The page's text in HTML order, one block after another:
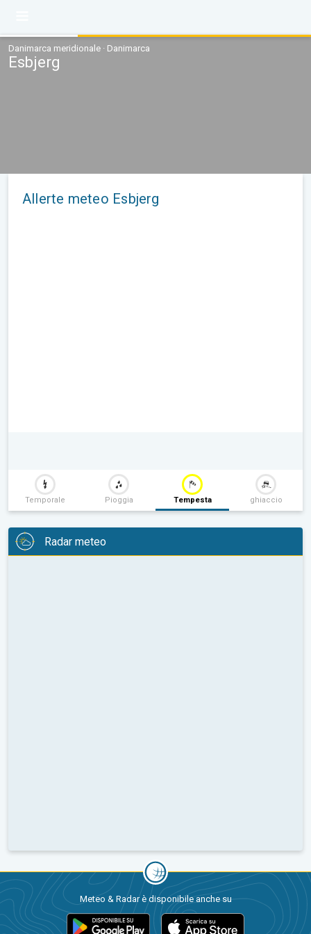
Danimarca meridionale · Danimarca
Esbjerg
Allerte meteo Esbjerg
Temporale Pioggia Tempesta ghiaccio
Radar meteo
Meteo & Radar è disponibile anche su